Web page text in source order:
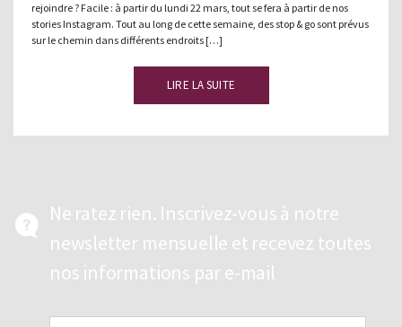
rejoindre ? Facile : à partir du lundi 22 mars, tout se fera à partir de nos
stories Instagram. Tout au long de cette semaine, des stop & go sont prévus
sur le chemin dans différents endroits […]
LIRE LA SUITE
Ne ratez rien. Inscrivez-vous à notre
newsletter mensuelle et recevez toutes
nos informations par e-mail